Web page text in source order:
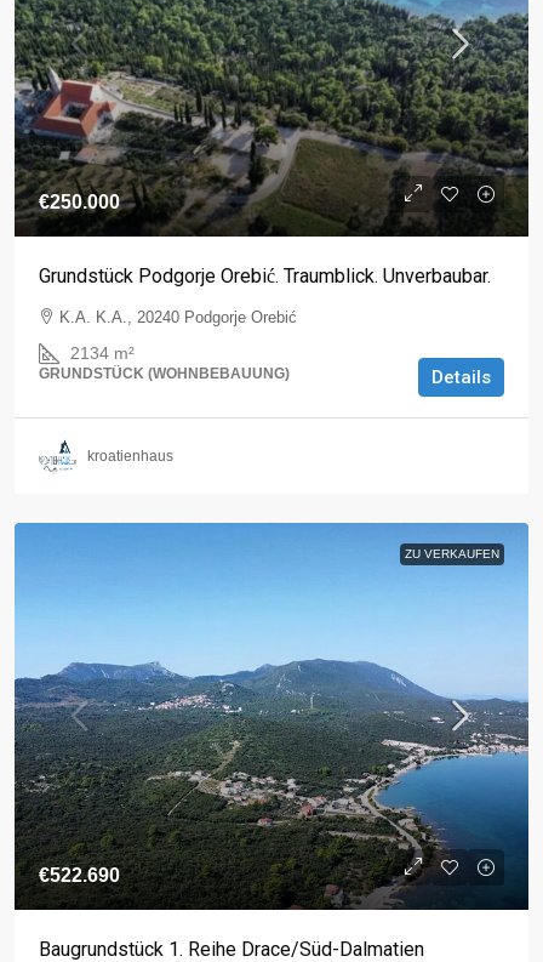
€250.000
Grundstück Podgorje Orebić. Traumblick. Unverbaubar.
K.A. K.A., 20240 Podgorje Orebić
2134 m²
GRUNDSTÜCK (WOHNBEBAUUNG) Details
kroatienhaus
ZU VERKAUFEN
€522.690
Baugrundstück 1. Reihe Drace/Süd-Dalmatien